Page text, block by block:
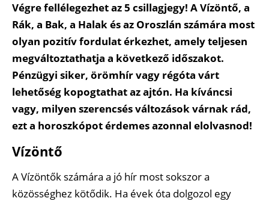
Végre fellélegezhet az 5 csillagjegy! A Vízöntő, a
Rák, a Bak, a Halak és az Oroszlán számára most
olyan pozitív fordulat érkezhet, amely teljesen
megváltoztathatja a következő időszakot.
Pénzügyi siker, örömhír vagy régóta várt
lehetőség kopogtathat az ajtón. Ha kíváncsi
vagy, milyen szerencsés változások várnak rád,
ezt a horoszkópot érdemes azonnal elolvasnod!
Vízöntő
A Vízöntők számára a jó hír most sokszor a
közösséghez kötődik. Ha évek óta dolgozol egy